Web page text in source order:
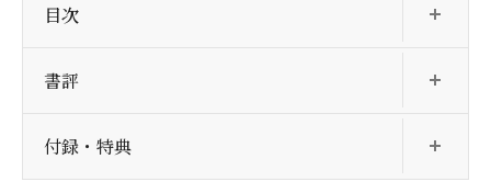
目次
書評
付録・特典